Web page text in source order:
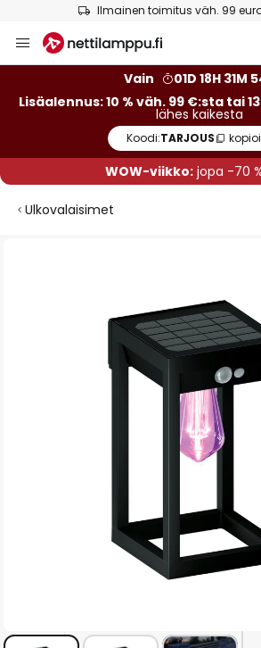
Ilmainen toimitus väh. 99
to
Vain
01D 18H 31M
Lisäalennus: 10 % väh. 99 €:sta tai
lähes kaikesta
Koodi:TARJOUS kopioi
WOW-viikko:jopa -70
Ulkovalaisimet